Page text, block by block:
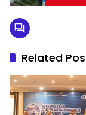
Related